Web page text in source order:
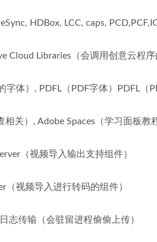
HDBox, LCC, caps,
Cloud Libraries（会调用创意云程序
字体）, PDFL（PDF字体）PDFL（
关）, Adobe Spaces（学习面板教
（视频导入输出支持组件）
（视频导入进行转码的组件）
志传输（会驻留进程偷偷上传）